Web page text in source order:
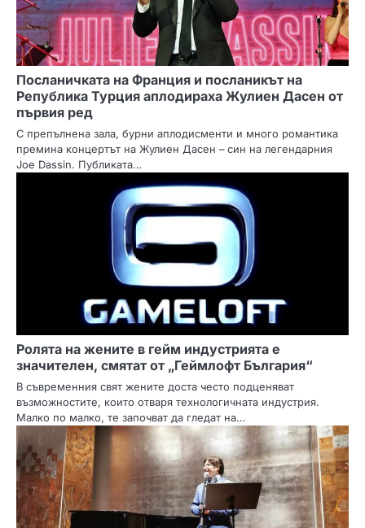
Посланичката на Франция и посланикът на
Република Турция аплодираха Жулиен Дасен от
първия ред
С препълнена зала, бурни аплодисменти и много романтика
премина концертът на Жулиен Дасен – син на легендарния
Joe Dassin. Публиката…
Ролята на жените в гейм индустрията е
значителен, смятат от „Геймлофт България“
В съвременния свят жените доста често подценяват
възможностите, които отваря технологичната индустрия.
Малко по малко, те започват да гледат на…